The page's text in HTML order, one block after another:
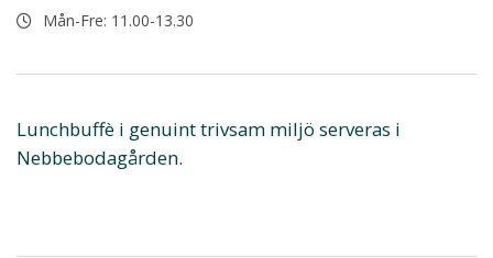
Mån-Fre: 11.00-13.30
Lunchbuffè i genuint trivsam miljö serveras i
Nebbebodagården.